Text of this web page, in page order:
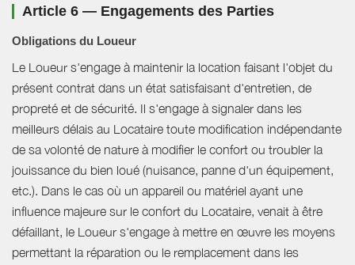
Article 6 — Engagements des Parties
Obligations du Loueur
Le Loueur s'engage à maintenir la location faisant l'objet du
présent contrat dans un état satisfaisant d'entretien, de
propreté et de sécurité. Il s'engage à signaler dans les
meilleurs délais au Locataire toute modification indépendante
de sa volonté de nature à modifier le confort ou troubler la
jouissance du bien loué (nuisance, panne d'un équipement,
etc.). Dans le cas où un appareil ou matériel ayant une
influence majeure sur le confort du Locataire, venait à être
défaillant, le Loueur s'engage à mettre en œuvre les moyens
permettant la réparation ou le remplacement dans les